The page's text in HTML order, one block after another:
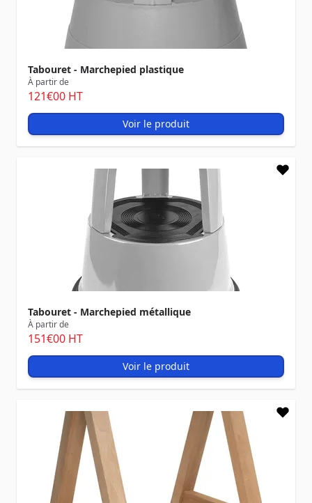
Tabouret - Marchepied plastique
À partir de
121€00 HT
Voir le produit
Tabouret - Marchepied métallique
À partir de
151€00 HT
Voir le produit